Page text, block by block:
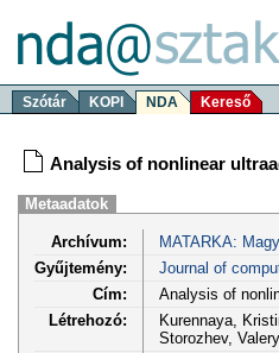
Szótár KOPI NDA Kereső
Analysis of nonlinear
Metaadatok
Archívum:
MATARKA:
Gyűjtemény:
Journal of
Cím:
Analysis of
Létrehozó:
Kurennaya,
Storozhev, Valery